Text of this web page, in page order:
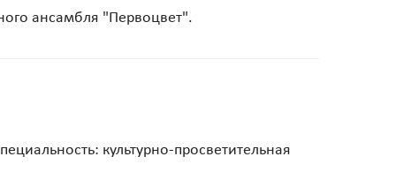
ансамбля "Первоцвет".
культурно-просветительная